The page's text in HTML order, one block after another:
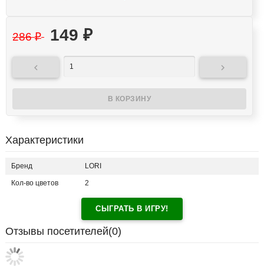
286₽ 149 ₽
 
Характеристики
Бренд LORI
Кол-во цветов 2
СЫГРАТЬ В ИГРУ!
Отзывы посетителей(0)